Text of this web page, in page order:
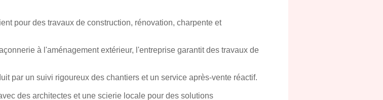
pour des travaux de construction, rénovation, charpente et
à l'aménagement extérieur, l'entreprise garantit des travaux de
par un suivi rigoureux des chantiers et un service après-vente réactif.
des architectes et une scierie locale pour des solutions